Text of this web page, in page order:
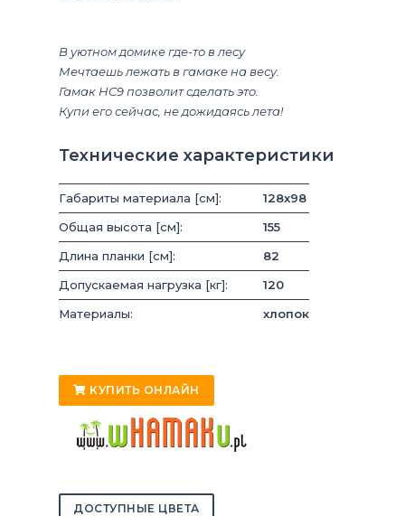
В уютном домике где-то в лесу
Мечтаешь лежать в гамаке на весу.
Гамак HC9 позволит сделать это.
Купи его сейчас, не дожидаясь лета!
Технические характеристики
Габариты материала [см]:
128x98
Общая высота [см]:
155
Длина планки [см]:
82
Допускаемая нагрузка [кг]:
120
Материалы:
хлопок
КУПИТЬ ОНЛАЙН
ДОСТУПНЫЕ ЦВЕТА